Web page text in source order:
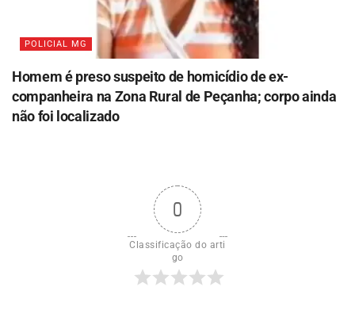
POLICIAL MG
Homem é preso suspeito de homicídio de ex-
companheira na Zona Rural de Peçanha; corpo ainda
não foi localizado
0
Classificação do arti
go